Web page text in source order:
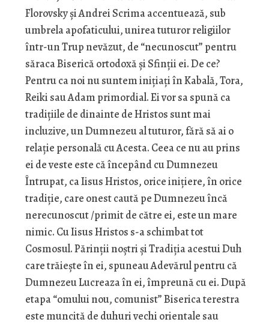
Florovsky și Andrei Scrima accentuează, sub
umbrela apofaticului, unirea tuturor religiilor
într-un Trup nevăzut, de “necunoscut” pentru
săraca Biserică ortodoxă și Sfinții ei. De ce?
Pentru ca noi nu suntem inițiați în Kabală, Tora,
Reiki sau Adam primordial. Ei vor sa spună ca
tradițiile de dinainte de Hristos sunt mai
incluzive, un Dumnezeu al tuturor, fără să ai o
relație personală cu Acesta. Ceea ce nu au prins
ei de veste este că începând cu Dumnezeu
Întrupat, ca Iisus Hristos, orice inițiere, în orice
tradiție, care onest caută pe Dumnezeu încă
nerecunoscut /primit de către ei, este un mare
nimic. Cu Iisus Hristos s-a schimbat tot
Cosmosul. Părinții noștri și Tradiția acestui Duh
care trăiește în ei, spuneau Adevărul pentru că
Dumnezeu Lucreaza în ei, împreună cu ei. După
etapa “omului nou, comunist” Biserica terestra
este muncită de duhuri vechi orientale sau